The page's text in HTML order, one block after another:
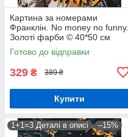
Картина за номерами
Франклін. No money no funny.
Золоті фарби © 40*50 см
Орігамі LW 3284
Готово до відправки
329 ₴ 389 ₴
Купити
1+1=3 Деталі в описі –15%